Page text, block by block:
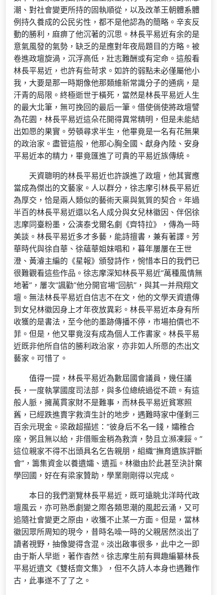
潮、對社會變更所持的固執順從，以及改革王朝體系體
例持久養成的公民劣性，都不是他認為的簡略。辛亥反
動的勝利，麻痹了他沉著的沉思。林長平易近有余的是
意氣風發的氣勢，缺乏的是應對年夜局題目的方略。被
卷進政壇旋渦，沉浮高低，壯志難酬或有定命。這般看
林長平易近，也許有些苛求。如許的弱點未必僅屬他小
我，大要是那一時期像他那類維新常識分子的通病，是
汗青的局限。終極逝世于橫死，當然是林長平易近人生
的最大北筆，無可挽回的最后一筆。借使倘使將政壇譬
為花園，林長平易近這朵花開得異常精明，但是未能結
出如愿的果實。勞頓尋求半生，他畢竟是一名有花無果
的政治家。盡管這般，他那心胸全國、獻身內陸、安身
平易近本的精力，畢竟匯進了可貴的平易近族傳統。
天資聰明的林長平易近也許誤進了政壇，他其實應
當成為傑出的文藝家。人以群分，徐志摩引林長平易近
為厚交，恰是兩人類似的藝術天稟與氣質的契合。年過
半百的林長平易近還以名人成分與女兒林徽因、伴侶徐
志摩同臺粉墨，公演泰戈爾名劇《齊特拉》，傳為一時
美談。林長平易近多才多藝，能詩擅書，兼有著譯。芳
華時代與徐自華、徐蘊華姐妹唱和，暮年屢屢在王世
澄、黃濬主編的《星報》頒發詩作，惋惜本日的我們已
很難觀看這些作品。徐志摩深知林長平易近“萬種風情無
地著”，屢次“諷勸”他分開官場“回航”，與其一并飛翔文
壇。無法林長平易近自信志不在文，他的文學天資遺傳
到女兒林徽因身上才年夜放異彩。林長平易近本身有所
收獲的是書法，至今他的墨跡傳播不停，市場拍價也不
菲。但是，他又畢竟沒有成為個人工作書家。林長平易
近既非他所自信的勝利政治家，亦非如人所愿的杰出文
藝家。可惜了。
值得一提，林長平易近為數屆國會議員，幾任議
長，一度執掌國度司法部，與多位總統過從不疏。有這
般人脈，擁萬貫家財不是難事，而林長平易近貧寒照
舊，已經跌進賣字救濟生計的地步，遇難時家中僅剩三
百余元現金。梁啟超描述：“彼身后不名一錢，孀稚合
座，粥且無以給，非借賑金稍為救濟，勢且立瀕凍餒。”
這位親家不得不出頭具名乞告親朋，組織“撫育遺族評斷
會”，籌集資金以養遺孀、遺孤。林徽由於此甚至決計棄
學回國，好在有梁家贊助，學業剛剛得以完成。
本日的我們瀏覽林長平易近，既可遠眺北洋時代政
壇風云，亦可熟悉劇變之際各類思潮的風起云涌，又可
追隨社會變更之原由，收獲不止某一方面。但是，當林
徽因眾所周知的現今，昔時名噪一時的父親居然淡出了
讀者視野，抽像變得含混。淡出啟事很多，此中之一即
由于斯人早逝，著作杳然。徐志摩生前有興趣編纂林長
平易近遺文《雙栝齋文集》，但不久詩人本身也遇難作
古，此事遂不了了之。